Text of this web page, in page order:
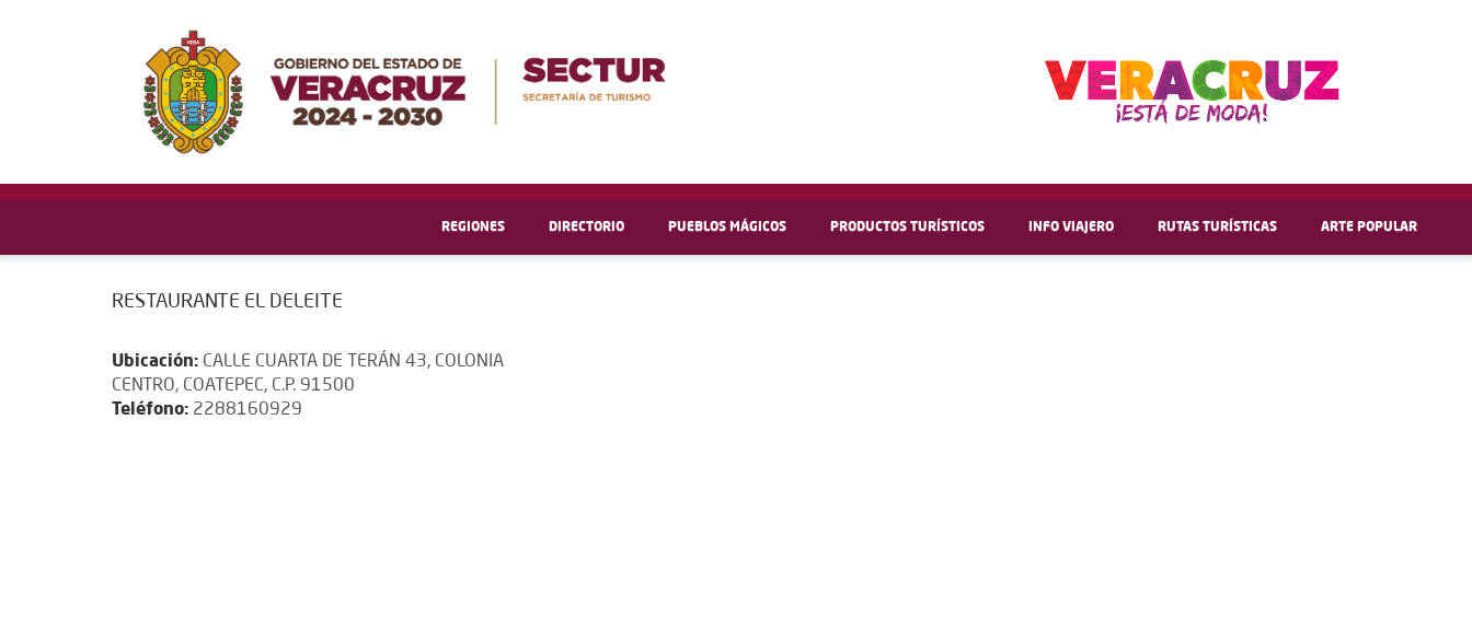
REGIONES DIRECTORIO PUEBLOS MÁGICOS PRODUCTOS TURÍSTICOS INFO VIAJERO RUTAS TURÍSTICAS ARTE POPULAR
RESTAURANTE EL DELEITE
Ubicación: CALLE CUARTA DE TERÁN 43, COLONIA
CENTRO, COATEPEC, C.P. 91500
Teléfono: 2288160929